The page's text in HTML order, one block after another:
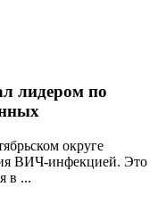
лидером по
округе
ВИЧ-инфекцией. Это
в ...